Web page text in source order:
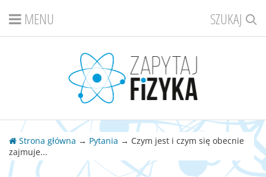
SZUKAJ
MENU
Strona główna → Pytania → Czym jest i czym się obecnie
zajmuje...